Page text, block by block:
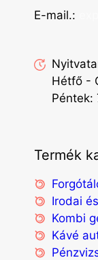
E-mail.:
Hétfő -
Péntek:
Termék
Irodai
Kombi
Kávé